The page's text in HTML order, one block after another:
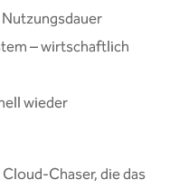
– wirtschaftlich
wieder
Chaser, die das